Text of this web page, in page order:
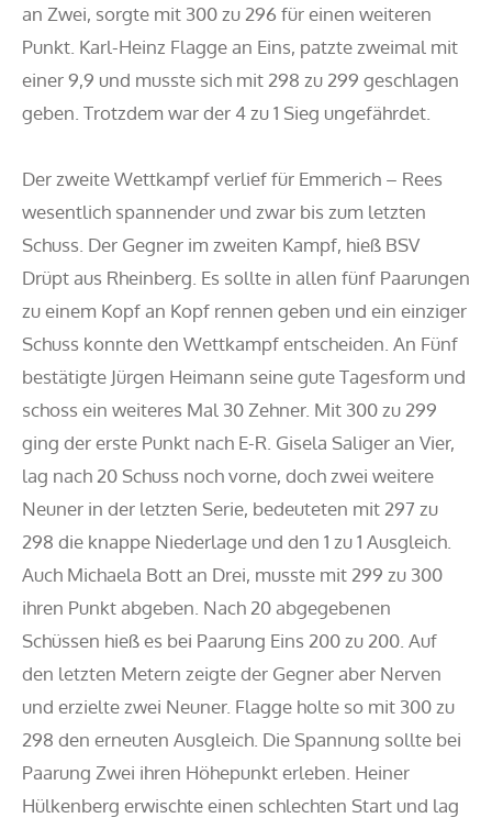
an Zwei, sorgte mit 300 zu 296 für einen weiteren
Punkt. Karl-Heinz Flagge an Eins, patzte zweimal mit
einer 9,9 und musste sich mit 298 zu 299 geschlagen
geben. Trotzdem war der 4 zu 1 Sieg ungefährdet.
Der zweite Wettkampf verlief für Emmerich – Rees
wesentlich spannender und zwar bis zum letzten
Schuss. Der Gegner im zweiten Kampf, hieß BSV
Drüpt aus Rheinberg. Es sollte in allen fünf Paarungen
zu einem Kopf an Kopf rennen geben und ein einziger
Schuss konnte den Wettkampf entscheiden. An Fünf
bestätigte Jürgen Heimann seine gute Tagesform und
schoss ein weiteres Mal 30 Zehner. Mit 300 zu 299
ging der erste Punkt nach E-R. Gisela Saliger an Vier,
lag nach 20 Schuss noch vorne, doch zwei weitere
Neuner in der letzten Serie, bedeuteten mit 297 zu
298 die knappe Niederlage und den 1 zu 1 Ausgleich.
Auch Michaela Bott an Drei, musste mit 299 zu 300
ihren Punkt abgeben. Nach 20 abgegebenen
Schüssen hieß es bei Paarung Eins 200 zu 200. Auf
den letzten Metern zeigte der Gegner aber Nerven
und erzielte zwei Neuner. Flagge holte so mit 300 zu
298 den erneuten Ausgleich. Die Spannung sollte bei
Paarung Zwei ihren Höhepunkt erleben. Heiner
Hülkenberg erwischte einen schlechten Start und lag